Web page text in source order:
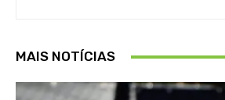
MAIS NOTÍCIAS